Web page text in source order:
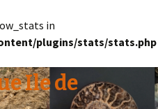
in
plugins/stats/stats.php
Ile de